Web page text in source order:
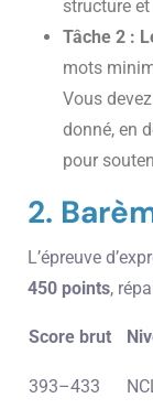
structure
Tâche 2 :
mots
Vous
donné, en
pour
2.
L’épreuve
450 points,
Score brut
393–433